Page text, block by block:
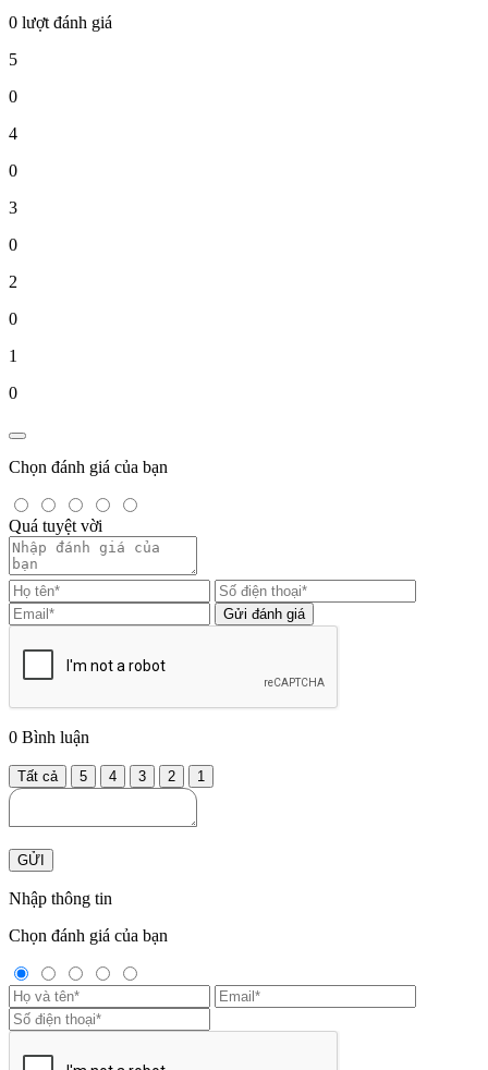
0 lượt đánh giá
5
0
4
0
3
0
2
0
1
0
Chọn đánh giá của bạn
Quá tuyệt vời
Gửi đánh giá
0 Bình luận
Tất cả 5 4 3 2 1
GỬI
Nhập thông tin
Chọn đánh giá của bạn